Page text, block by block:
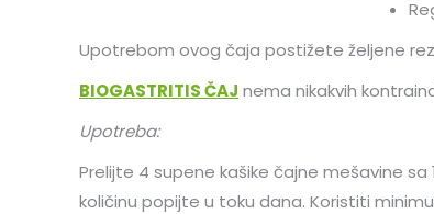
Upotrebom ovog čaja postižete željene
BIOGASTRITIS ČAJ nema nikakvih
Upotreba:
Prelijte 4 supene kašike čajne mešavine
količinu popijte u toku dana. Koristiti